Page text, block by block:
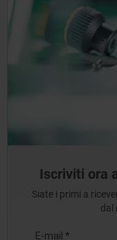
Iscriviti ora
Siate i primi a
dal